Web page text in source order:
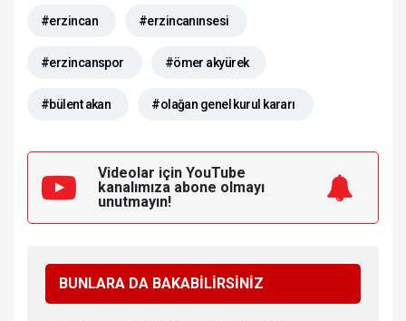
#erzincan #erzincanınsesi
#erzincanspor #ömer akyürek
#bülent akan #olağan genel kurul kararı
Videolar için YouTube
kanalımıza abone olmayı
unutmayın!
BUNLARA DA BAKABİLİRSİNİZ